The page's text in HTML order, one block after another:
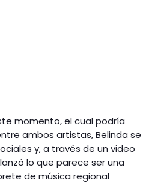
momento, el cual podría
ambos artistas, Belinda se
y, a través de un video
lo que parece ser una
de música regional